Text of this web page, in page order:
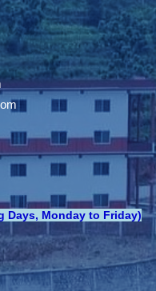
Days, Monday to Friday)